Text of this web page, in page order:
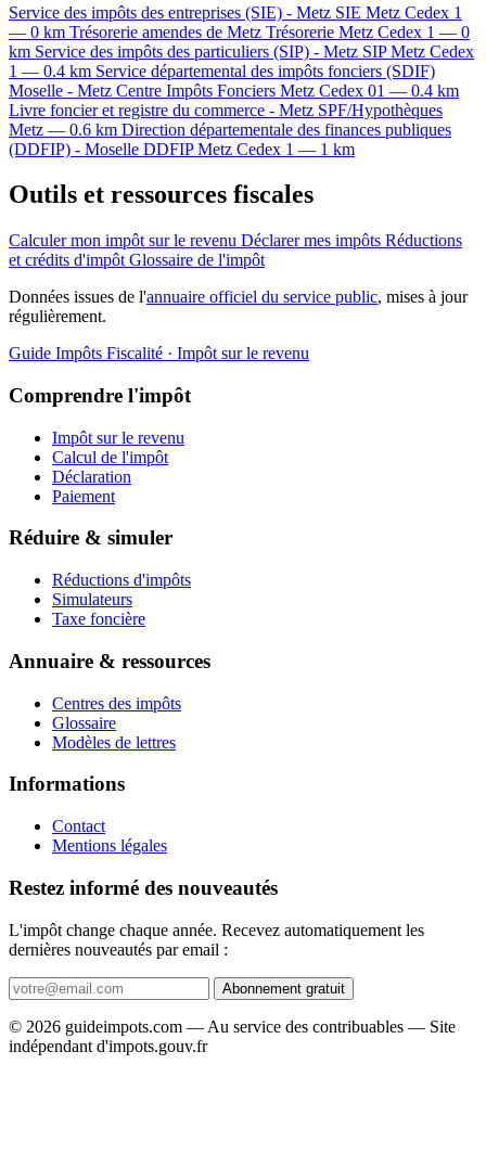
Service des impôts des entreprises (SIE) - Metz SIE Metz Cedex 1
— 0 km Trésorerie amendes de Metz Trésorerie Metz Cedex 1 — 0
km Service des impôts des particuliers (SIP) - Metz SIP Metz Cedex
1 — 0.4 km Service départemental des impôts fonciers (SDIF)
Moselle - Metz Centre Impôts Fonciers Metz Cedex 01 — 0.4 km
Livre foncier et registre du commerce - Metz SPF/Hypothèques
Metz — 0.6 km Direction départementale des finances publiques
(DDFIP) - Moselle DDFIP Metz Cedex 1 — 1 km
Outils et ressources fiscales
Calculer mon impôt sur le revenu Déclarer mes impôts Réductions
et crédits d'impôt Glossaire de l'impôt
Données issues de l'annuaire officiel du service public, mises à jour
régulièrement.
Guide Impôts Fiscalité · Impôt sur le revenu
Comprendre l'impôt
Impôt sur le revenu
Calcul de l'impôt
Déclaration
Paiement
Réduire & simuler
Réductions d'impôts
Simulateurs
Taxe foncière
Annuaire & ressources
Centres des impôts
Glossaire
Modèles de lettres
Informations
Contact
Mentions légales
Restez informé des nouveautés
L'impôt change chaque année. Recevez automatiquement les
dernières nouveautés par email :
Abonnement gratuit
© 2026 guideimpots.com — Au service des contribuables — Site
indépendant d'impots.gouv.fr